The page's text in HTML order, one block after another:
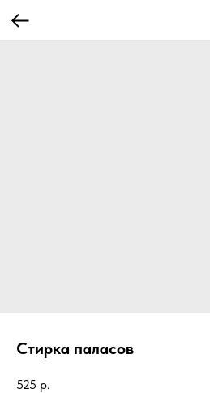
Стирка паласов
525 р.